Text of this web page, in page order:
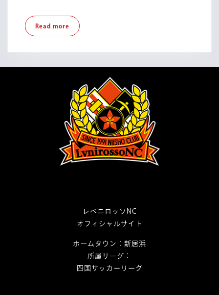
リ
ー
第
6
Read more Read
more
レベニロッソNC
オフィシャルサイト
ホームタウン：新居浜
所属リーグ：
四国サッカーリーグ